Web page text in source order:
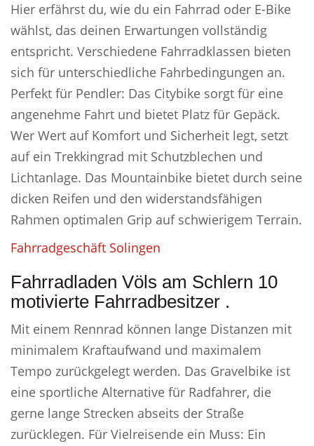
Hier erfährst du, wie du ein Fahrrad oder E-Bike
wählst, das deinen Erwartungen vollständig
entspricht. Verschiedene Fahrradklassen bieten
sich für unterschiedliche Fahrbedingungen an.
Perfekt für Pendler: Das Citybike sorgt für eine
angenehme Fahrt und bietet Platz für Gepäck.
Wer Wert auf Komfort und Sicherheit legt, setzt
auf ein Trekkingrad mit Schutzblechen und
Lichtanlage. Das Mountainbike bietet durch seine
dicken Reifen und den widerstandsfähigen
Rahmen optimalen Grip auf schwierigem Terrain.
Fahrradgeschäft Solingen
Fahrradladen Völs am Schlern 10
motivierte Fahrradbesitzer .
Mit einem Rennrad können lange Distanzen mit
minimalem Kraftaufwand und maximalem
Tempo zurückgelegt werden. Das Gravelbike ist
eine sportliche Alternative für Radfahrer, die
gerne lange Strecken abseits der Straße
zurücklegen. Für Vielreisende ein Muss: Ein